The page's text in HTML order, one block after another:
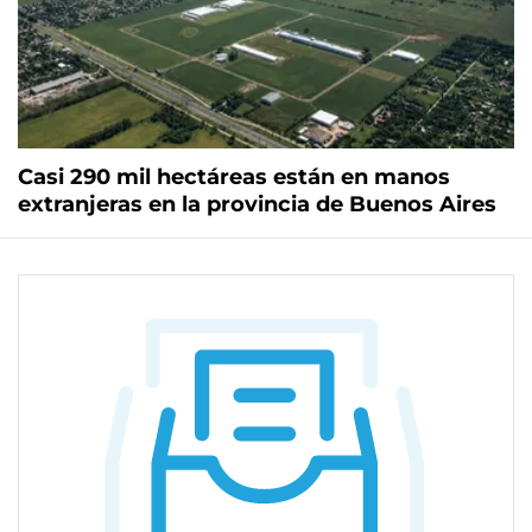
Casi 290 mil hectáreas están en manos
extranjeras en la provincia de Buenos Aires